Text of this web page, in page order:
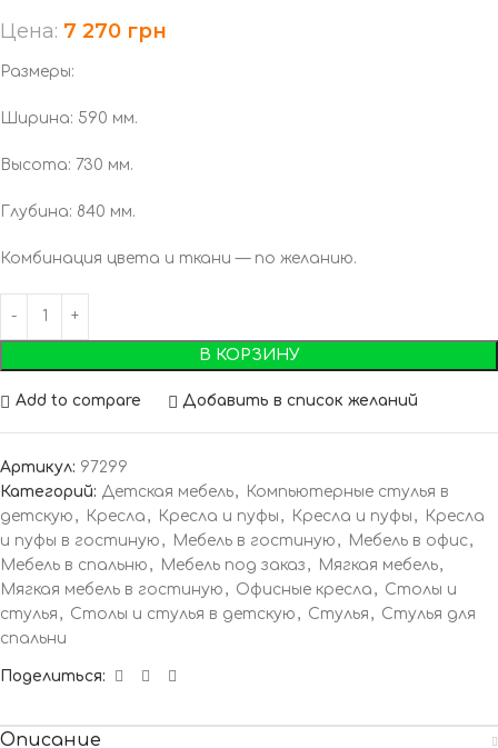
Цена: 7 270 грн
Размеры:
Ширина: 590 мм.
Высота: 730 мм.
Глубина: 840 мм.
Комбинация цвета и ткани — по желанию.
В КОРЗИНУ
Add to compare Добавить в список желаний
Артикул: 97299
Категорий: Детская мебель,
Компьютерные стулья в
детскую , Кресла , Кресла и пуфы , Кресла и пуфы ,
Кресла
и пуфы в гостиную , Мебель в гостиную , Мебель в офис,
Мебель в спальню , Мебель под заказ , Мягкая мебель,
Мягкая мебель в гостиную , Офисные кресла , Столы и
стулья , Столы и стулья в детскую , Стулья , Стулья для
спальни
Поделиться:
Описание